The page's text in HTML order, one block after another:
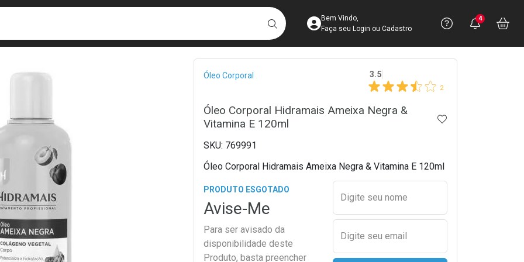
BUSCARAcesse sua Conta
Bem Vindo,
Faça seu Login ou Cadastro
Precisa
Ver Recursos
Você
4
Breadcrumb
Óleo Corporal 3.5
2
Óleo Corporal Hidramais Ameixa Negra &
Vitamina E 120ml
ADICIONAR AOS
769991
Óleo Corporal Hidramais Ameixa Negra & Vitamina E 120ml
PRODUTO ESGOTADO
Avise-Me
Para ser avisado da
disponibilidade deste
Produto, basta preencher
Preencher nome e email
Digite seu nome
Digite seu email